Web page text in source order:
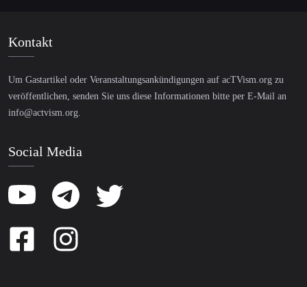
Kontakt
Um Gastartikel oder Veranstaltungsankündigungen auf acTVism.org zu
veröffentlichen, senden Sie uns diese Informationen bitte per E-Mail an
info@actvism.org.
Social Media